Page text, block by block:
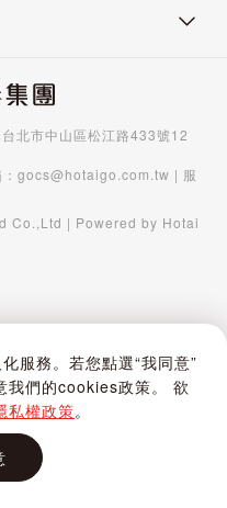
服務。若您點選“我同意”
我們的cookies政策。 欲
私權政策。
北市中山區松江路433號12
gocs@hotaigo.com.tw | 服
Co.,Ltd | Powered by Hotai